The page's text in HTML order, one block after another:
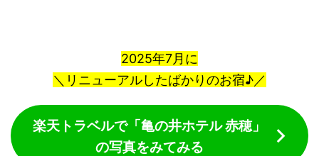
2025年7月に
＼リニューアルしたばかりのお宿♪／
楽天トラベルで「亀の井ホテル 赤穂」
の写真をみてみる